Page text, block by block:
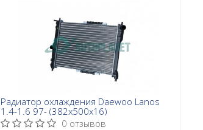
Радиатор охлаждения Daewoo Lanos
1.4-1.6 97- (382x500x16)
0 отзывов